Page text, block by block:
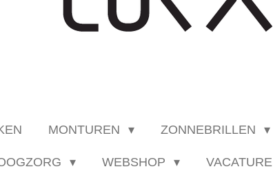
MONTUREN ZONNEBRILLEN
WEBSHOP VACATURE